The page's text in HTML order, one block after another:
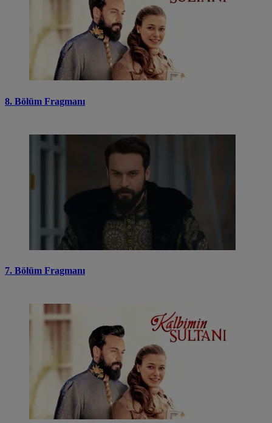
8. Bölüm Fragmanı
7. Bölüm Fragmanı